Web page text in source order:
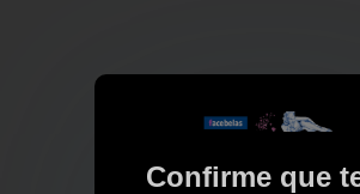
Confirme que